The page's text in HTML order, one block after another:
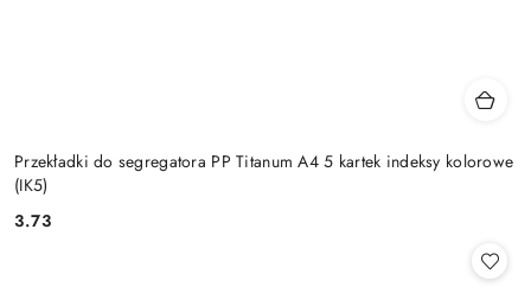
Przekładki do segregatora PP Titanum A4 5 kartek indeksy kolorowe
(IK5)
Cena:
3.73